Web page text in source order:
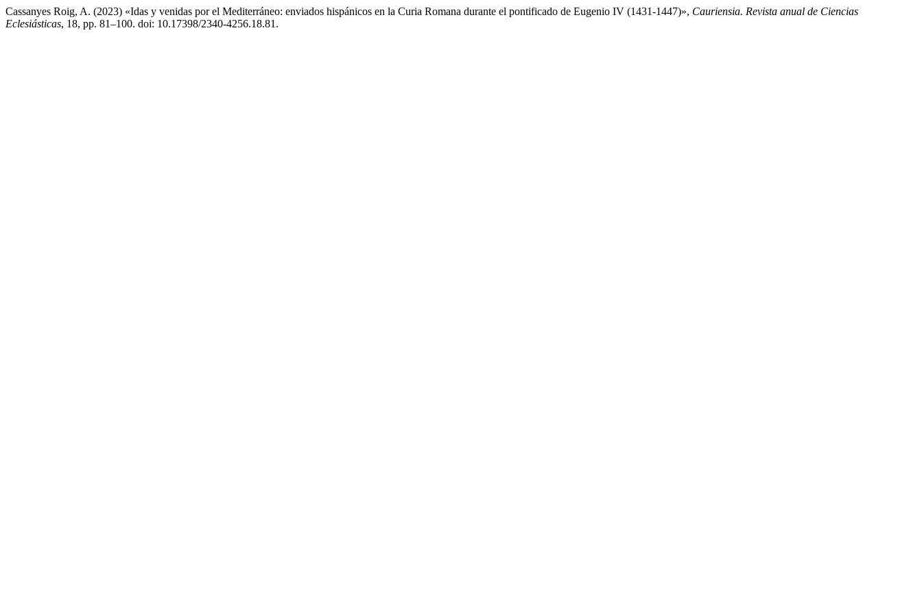
Cassanyes Roig, A. (2023) «Idas y venidas por el Mediterráneo: enviados hispánicos en la Curia Romana durante el pontificado de Eugenio IV (1431-1447)», Cauriensia. Revista anual de Ciencias
Eclesiásticas, 18, pp. 81–100. doi: 10.17398/2340-4256.18.81.